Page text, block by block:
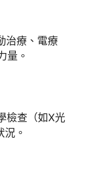
治療、電療
量。
檢查（如X光
。